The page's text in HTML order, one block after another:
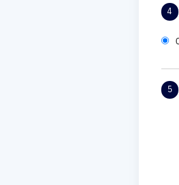
4
5